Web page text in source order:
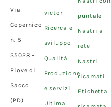
Via
Copernico
n. 5
35028 –
Piove di
Sacco
(PD)
victor
Ricerca e
sviluppo
Qualità
Produzione
e servizi
Ultima
puntale
Nastri a
rete
Nastri
ricamati
Etichetta